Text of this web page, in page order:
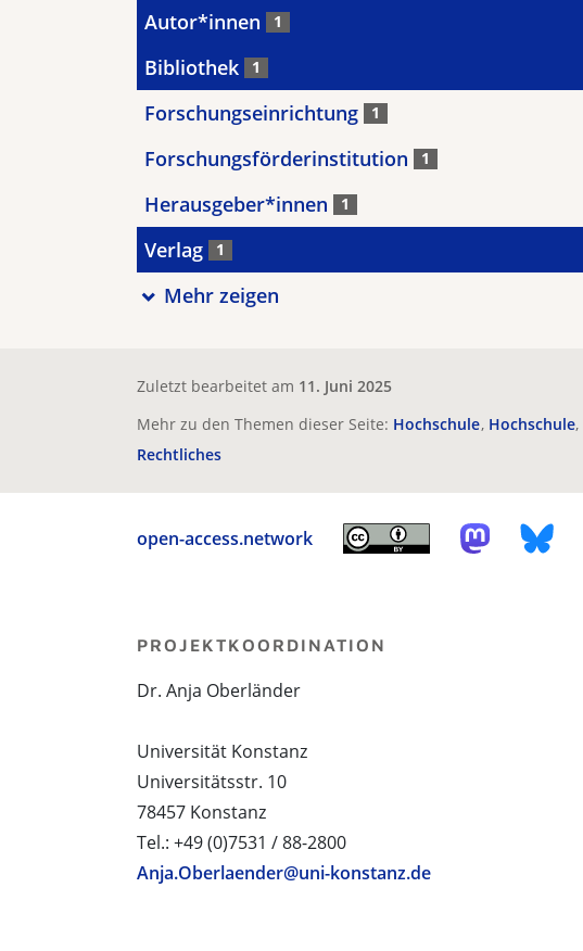
Autor*innen 1
Bibliothek 1
Forschungseinrichtung 1
Forschungsförderinstitution 1
Herausgeber*innen 1
Verlag 1
Mehr zeigen
Zuletzt bearbeitet am 11. Juni 2025
Mehr zu den Themen dieser Seite: Hochschule Hochschule
Rechtliches
open-access.network
PROJEKTKOORDINATION
Dr. Anja Oberländer
Universität Konstanz
Universitätsstr. 10
78457 Konstanz
Tel.: +49 (0)7531 / 88-2800
Anja.Oberlaender@uni-konstanz.de